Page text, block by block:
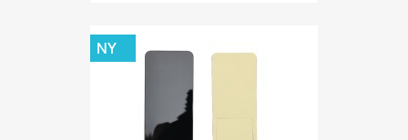
NY